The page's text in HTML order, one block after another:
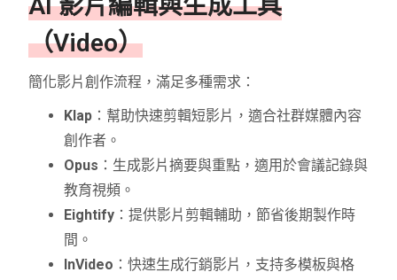
AI 影片編輯與生成工具
（Video）
簡化影片創作流程，滿足多種需求：
Klap ：幫助快速剪輯短影片，適合社群媒體內容
創作者。
Opus ：生成影片摘要與重點，適用於會議記錄與
教育視頻。
Eightify ：提供影片剪輯輔助，節省後期製作時
間。
InVideo ：快速生成行銷影片，支持多模板與格